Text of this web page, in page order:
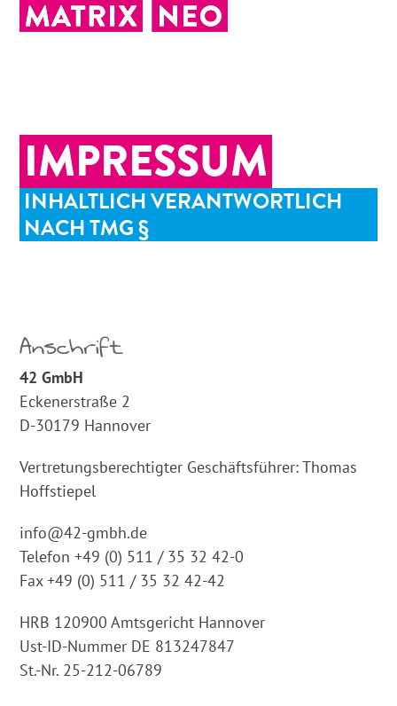
SkipOpen
mobile
Close
mobile
IMPRESSUM
INHALTLICH VERANTWORTLICH
NACH TMG §
Anschrift
42 GmbH
Eckenerstraße 2
D-30179 Hannover
Vertretungsberechtigter Geschäftsführer: Thomas
Hoffstiepel
info@42-gmbh.de
Telefon +49 (0) 511 / 35 32 42-0
Fax +49 (0) 511 / 35 32 42-42
HRB 120900 Amtsgericht Hannover
Ust-ID-Nummer DE 813247847
St.-Nr. 25-212-06789